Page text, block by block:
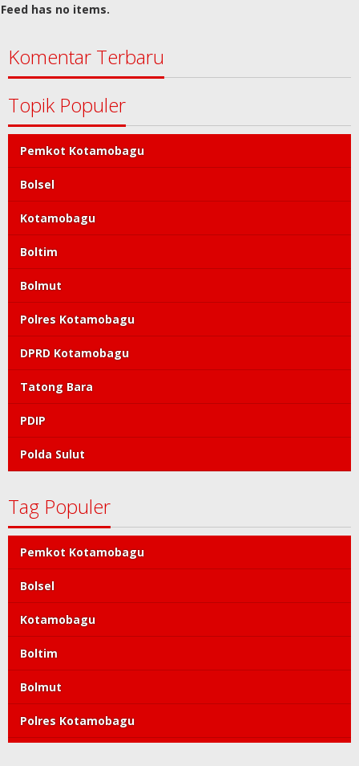
Feed has no items.
Komentar Terbaru
Topik Populer
Pemkot Kotamobagu
Bolsel
Kotamobagu
Boltim
Bolmut
Polres Kotamobagu
DPRD Kotamobagu
Tatong Bara
PDIP
Polda Sulut
Tag Populer
Pemkot Kotamobagu
Bolsel
Kotamobagu
Boltim
Bolmut
Polres Kotamobagu